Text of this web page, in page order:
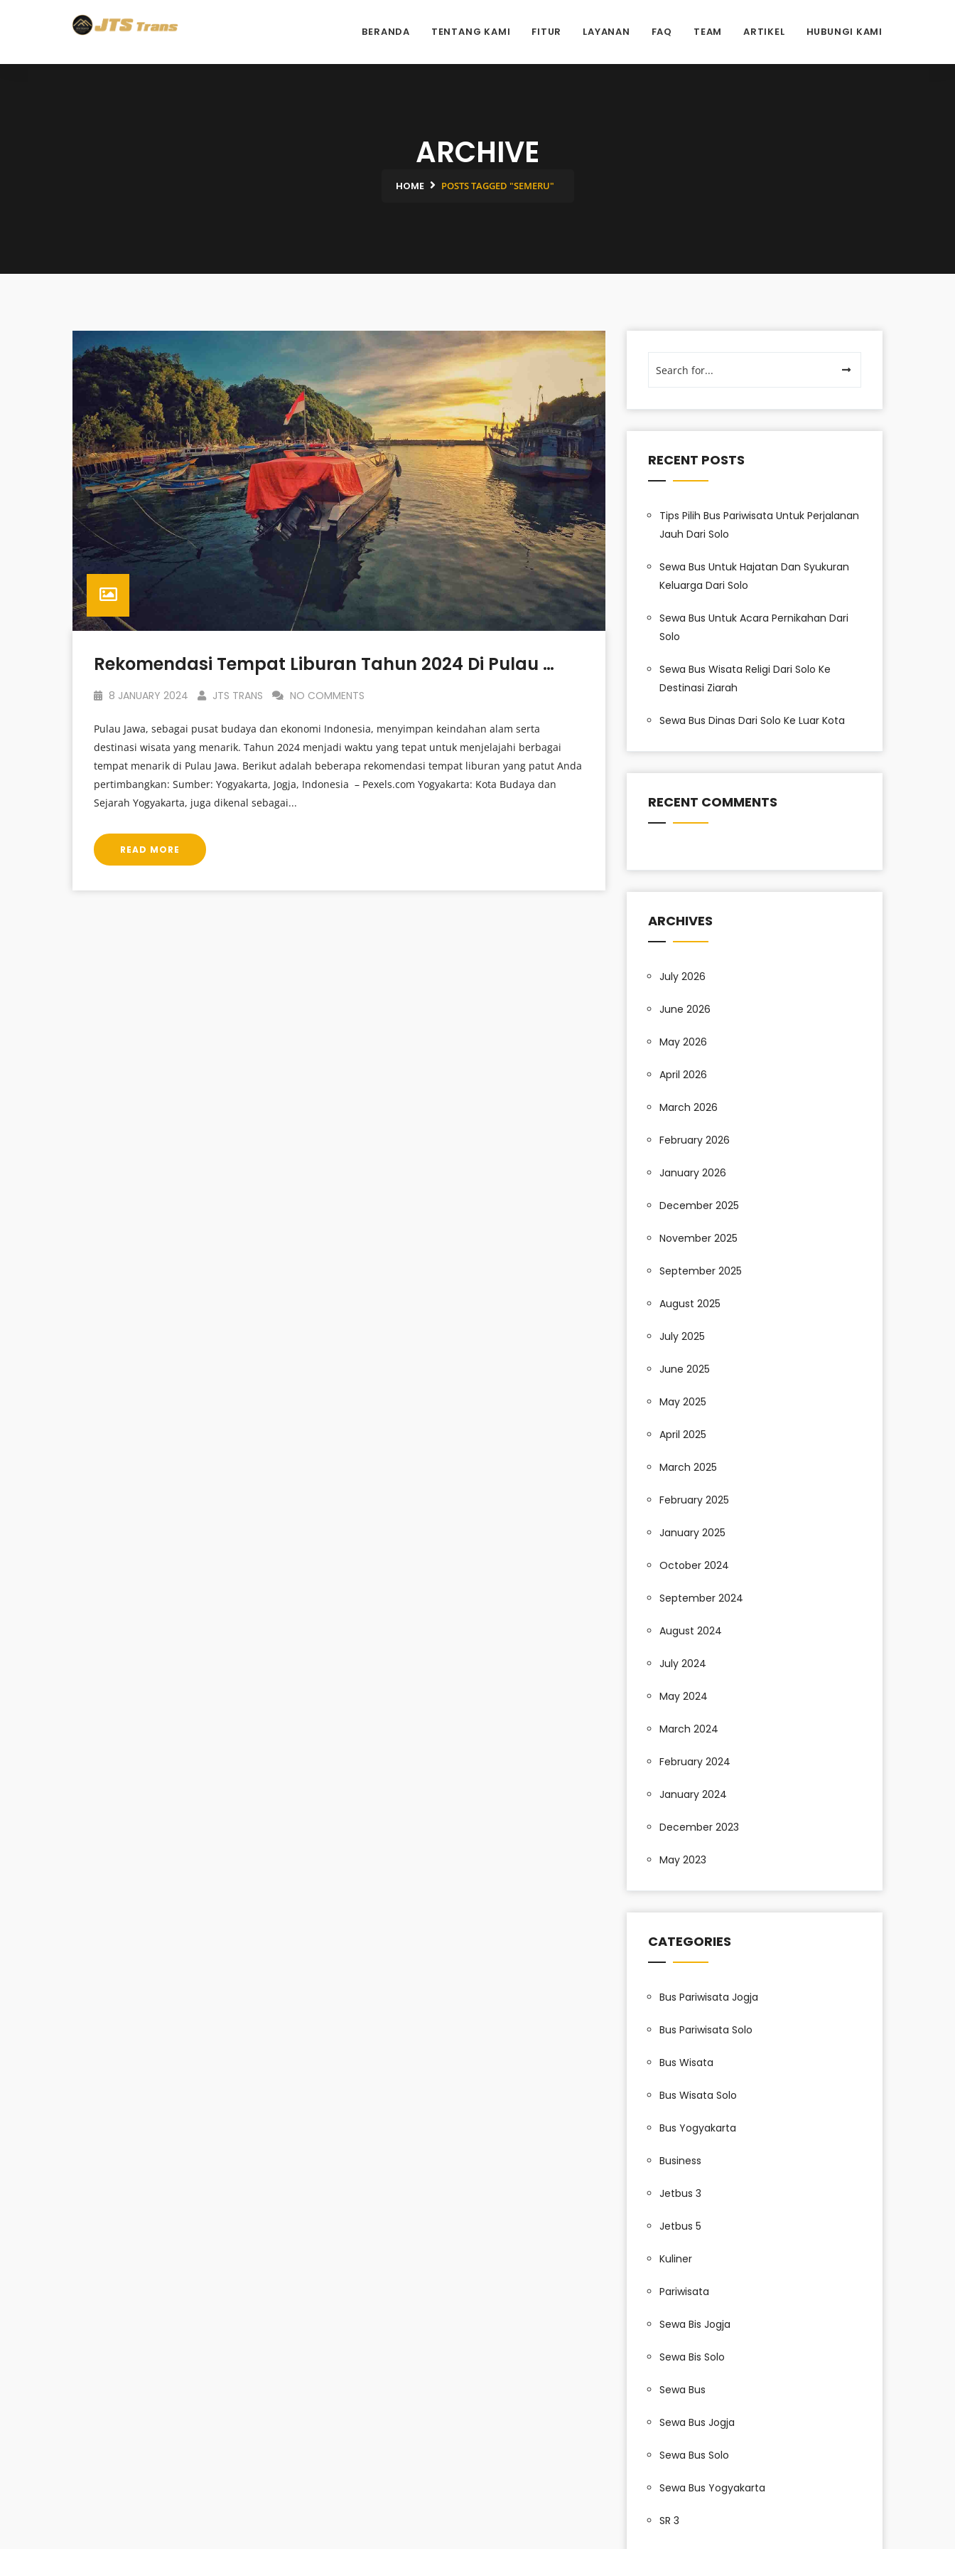
BERANDA TENTANG KAMI FITUR LAYANAN FAQ TEAM ARTIKEL HUBUNGI KAMI
ARCHIVE
HOME POSTS TAGGED "SEMERU"
Rekomendasi Tempat Liburan Tahun 2024 Di Pulau Jawa
8 JANUARY 2024 JTS TRANS NO COMMENTS
Pulau Jawa, sebagai pusat budaya dan ekonomi Indonesia, menyimpan keindahan alam serta
destinasi wisata yang menarik. Tahun 2024 menjadi waktu yang tepat untuk menjelajahi berbagai
tempat menarik di Pulau Jawa. Berikut adalah beberapa rekomendasi tempat liburan yang patut Anda
pertimbangkan: Sumber: Yogyakarta, Jogja, Indonesia – Pexels.com Yogyakarta: Kota Budaya dan
Sejarah Yogyakarta, juga dikenal sebagai...
READ MORE
RECENT POSTS
Tips Pilih Bus Pariwisata Untuk Perjalanan
Jauh Dari Solo
Sewa Bus Untuk Hajatan Dan Syukuran
Keluarga Dari Solo
Sewa Bus Untuk Acara Pernikahan Dari
Solo
Sewa Bus Wisata Religi Dari Solo Ke
Destinasi Ziarah
Sewa Bus Dinas Dari Solo Ke Luar Kota
RECENT COMMENTS
ARCHIVES
July 2026
June 2026
May 2026
April 2026
March 2026
February 2026
January 2026
December 2025
November 2025
September 2025
August 2025
July 2025
June 2025
May 2025
April 2025
March 2025
February 2025
January 2025
October 2024
September 2024
August 2024
July 2024
May 2024
March 2024
February 2024
January 2024
December 2023
May 2023
CATEGORIES
Bus Pariwisata Jogja
Bus Pariwisata Solo
Bus Wisata
Bus Wisata Solo
Bus Yogyakarta
Business
Jetbus 3
Jetbus 5
Kuliner
Pariwisata
Sewa Bis Jogja
Sewa Bis Solo
Sewa Bus
Sewa Bus Jogja
Sewa Bus Solo
Sewa Bus Yogyakarta
SR 3